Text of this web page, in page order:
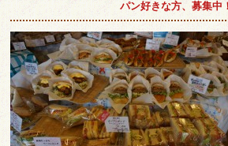
パン好きな方、募集中！